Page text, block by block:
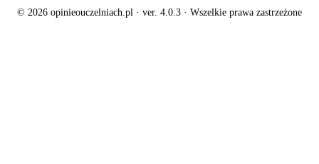
© 2026 opinieouczelniach.pl · ver. 4.0.3 · Wszelkie prawa zastrzeżone